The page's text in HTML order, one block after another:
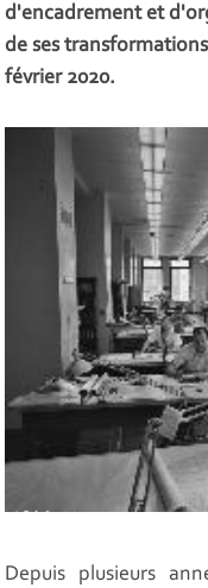
d'encadrement et
de ses
février 2020.
Depuis plusieurs